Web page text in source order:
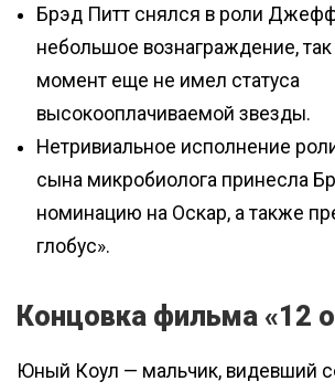
Брэд Питт снялся в роли
небольшое вознаграждение, так
момент еще не имел статуса
высокооплачиваемой звезды.
Нетривиальное исполнение
сына микробиолога принесла
номинацию на Оскар, а также
глобус».
Концовка фильма «12
Юный Коул — мальчик, видевший